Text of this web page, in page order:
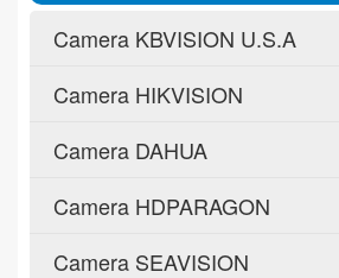
Camera KBVISION U.S.A
Camera HIKVISION
Camera DAHUA
Camera HDPARAGON
Camera SEAVISION